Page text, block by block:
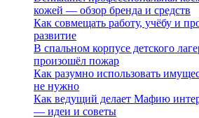
кожей — обзор бренда и средств
Как совмещать работу, учёбу и
развитие
В спальном корпусе детского
произошёл пожар
Как разумно использовать
не нужно
Как ведущий делает Мафию
— идеи и советы